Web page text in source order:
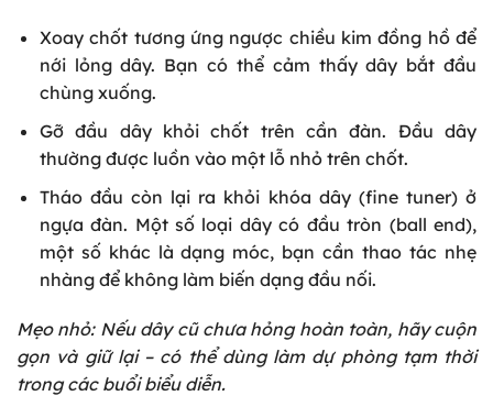
Xoay chốt tương ứng ngược chiều kim đồng hồ để
nới lỏng dây. Bạn có thể cảm thấy dây bắt đầu
chùng xuống.
Gỡ đầu dây khỏi chốt trên cần đàn. Đầu dây
thường được luồn vào một lỗ nhỏ trên chốt.
Tháo đầu còn lại ra khỏi khóa dây (fine tuner) ở
ngựa đàn. Một số loại dây có đầu tròn (ball end),
một số khác là dạng móc, bạn cần thao tác nhẹ
nhàng để không làm biến dạng đầu nối.
Mẹo nhỏ: Nếu dây cũ chưa hỏng hoàn toàn, hãy cuộn
gọn và giữ lại – có thể dùng làm dự phòng tạm thời
trong các buổi biểu diễn.